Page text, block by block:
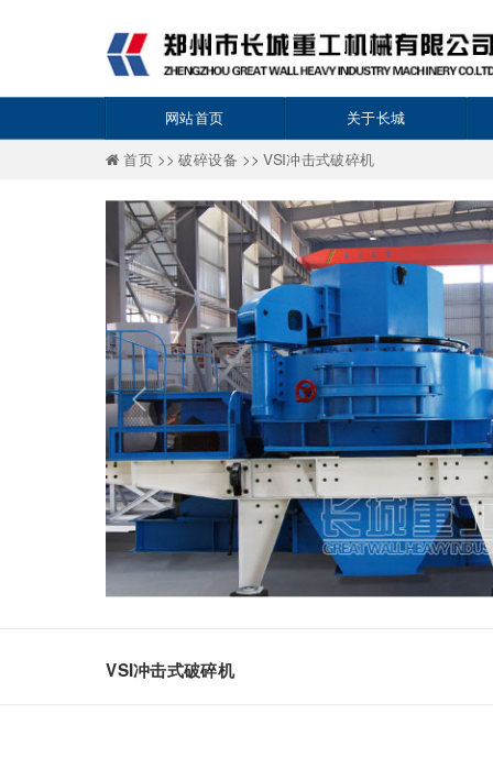
网站首页 关于长城
首页 >>破碎设备 >>VSI冲击式破碎机
VSI冲击式破碎机